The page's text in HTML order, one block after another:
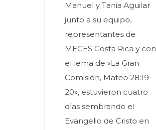
Manuel y Tania Aguilar
junto a su equipo,
representantes de
MECES Costa Rica y con
el lema de «La Gran
Comisión, Mateo 28:19-
20», estuvieron cuatro
días sembrando el
Evangelio de Cristo en